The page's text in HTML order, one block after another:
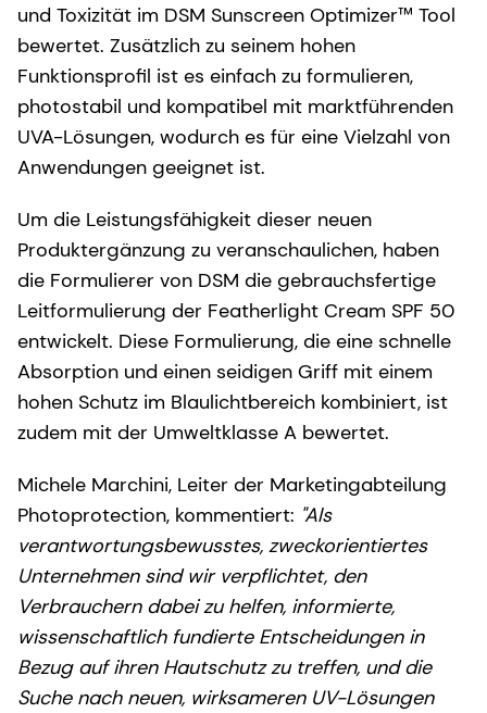
und Toxizität im DSM Sunscreen Optimizer™ Tool
bewertet. Zusätzlich zu seinem hohen
Funktionsprofil ist es einfach zu formulieren,
photostabil und kompatibel mit marktführenden
UVA-Lösungen, wodurch es für eine Vielzahl von
Anwendungen geeignet ist.
Um die Leistungsfähigkeit dieser neuen
Produktergänzung zu veranschaulichen, haben
die Formulierer von DSM die gebrauchsfertige
Leitformulierung der Featherlight Cream SPF 50
entwickelt. Diese Formulierung, die eine schnelle
Absorption und einen seidigen Griff mit einem
hohen Schutz im Blaulichtbereich kombiniert, ist
zudem mit der Umweltklasse A bewertet.
Michele Marchini, Leiter der Marketingabteilung
Photoprotection, kommentiert: "Als
verantwortungsbewusstes, zweckorientiertes
Unternehmen sind wir verpflichtet, den
Verbrauchern dabei zu helfen, informierte,
wissenschaftlich fundierte Entscheidungen in
Bezug auf ihren Hautschutz zu treffen, und die
Suche nach neuen, wirksameren UV-Lösungen